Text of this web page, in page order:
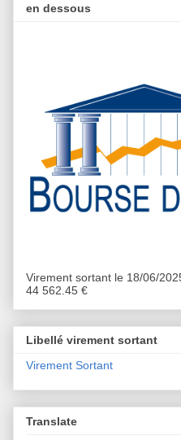
en dessous
Virement sortant le 18/06/
44 562.45 €
Libellé virement sortant
Virement Sortant
Translate